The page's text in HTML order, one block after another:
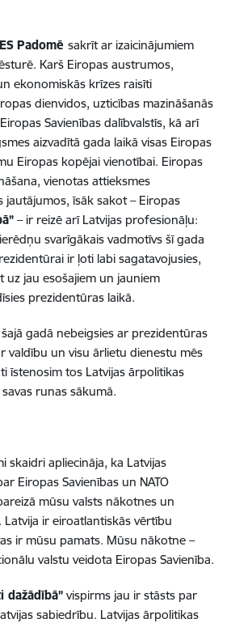
Padomē sakrīt ar izaicinājumiem
Karš Eiropas austrumos,
ekonomiskās krīzes raisīti
dienvidos, uzticības mazināšanās
Savienības dalībvalstīs, kā arī
aizvadītā gada laikā visas Eiropas
Eiropas kopējai vienotībai. Eiropas
vienotas attieksmes
jautājumos, īsāk sakot – Eiropas
– ir reizē arī Latvijas profesionāļu:
svarīgākais vadmotīvs šī gada
ir ļoti labi sagatavojusies,
uz jau esošajiem un jauniem
prezidentūras laikā.
gadā nebeigsies ar prezidentūras
valdību un visu ārlietu dienestu mēs
īstenosim tos Latvijas ārpolitikas
runas sākumā.
skaidri apliecināja, ka Latvijas
Eiropas Savienības un NATO
mūsu valsts nākotnes un
ir eiroatlantiskās vērtību
ir mūsu pamats. Mūsu nākotne –
valstu veidota Eiropas Savienība.
dažādībā” vispirms jau ir stāsts par
sabiedrību. Latvijas ārpolitikas